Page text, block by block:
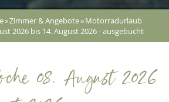
»Zimmer & Angebote»Motorradurlaub
2026 bis 14. August 2026 - ausgebucht
08. August 2026